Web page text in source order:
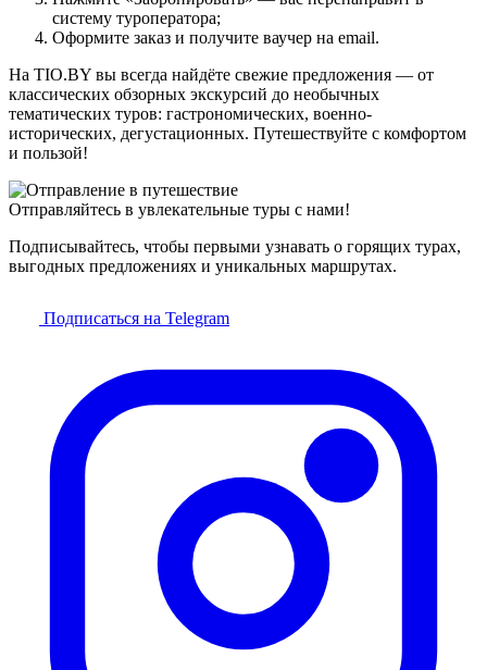
систему туроператора;
Оформите заказ и получите ваучер на email.
На TIO.BY вы всегда найдёте свежие предложения — от
классических обзорных экскурсий до необычных
тематических туров: гастрономических, военно-
исторических, дегустационных. Путешествуйте с комфортом
и пользой!
Отправляйтесь в увлекательные туры с нами!
Подписывайтесь, чтобы первыми узнавать о горящих турах,
выгодных предложениях и уникальных маршрутах.
Подписаться на Telegram